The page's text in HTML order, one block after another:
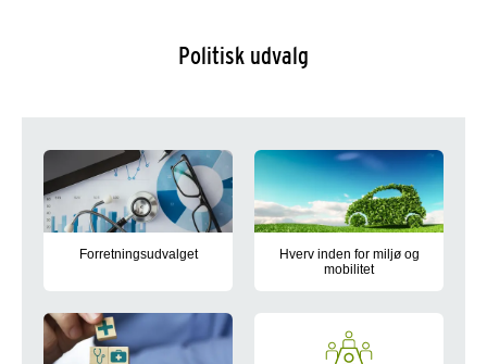
Politisk udvalg
Forretningsudvalget
Hverv inden for miljø og
mobilitet